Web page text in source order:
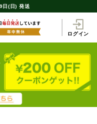
日(日) 発送
ログイン